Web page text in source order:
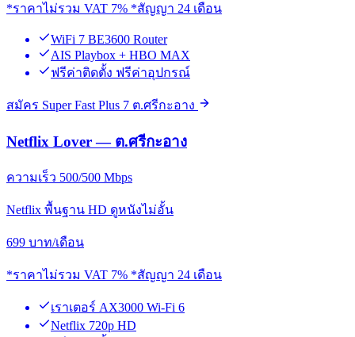
*ราคาไม่รวม VAT 7% *สัญญา 24 เดือน
WiFi 7 BE3600 Router
AIS Playbox + HBO MAX
ฟรีค่าติดตั้ง ฟรีค่าอุปกรณ์
สมัคร Super Fast Plus 7 ต.ศรีกะอาง
Netflix Lover — ต.ศรีกะอาง
ความเร็ว 500/500 Mbps
Netflix พื้นฐาน HD ดูหนังไม่อั้น
699 บาท/เดือน
*ราคาไม่รวม VAT 7% *สัญญา 24 เดือน
เราเตอร์ AX3000 Wi-Fi 6
Netflix 720p HD